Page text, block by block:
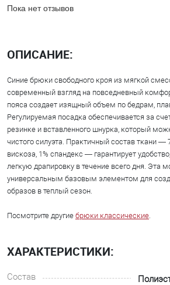
Пока нет отзывов
ОПИСАНИЕ:
Синие брюки свободного кроя из мягкой
современный взгляд на повседневный
пояса создает изящный объем по бедрам,
Регулируемая посадка обеспечивается за
резинке и вставленного шнурка, который
чистого силуэта. Практичный состав ткани —
вискоза, 1% спандекс — гарантирует
легкую драпировку в течение всего дня. Эта
универсальным базовым элементом для
образов в теплый сезон.
Посмотрите другие брюки классические.
ХАРАКТЕРИСТИКИ:
Состав